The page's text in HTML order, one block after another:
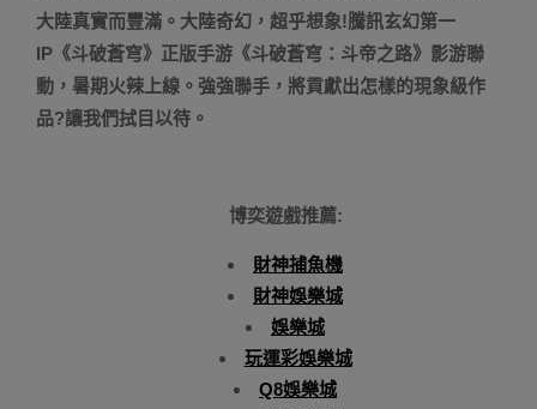
大陸真實而豐滿。大陸奇幻，超乎想象!騰訊玄幻第一
IP《斗破蒼穹》正版手游《斗破蒼穹：斗帝之路》影游聯
動，暑期火辣上線。強強聯手，將貢獻出怎樣的現象級作
品?讓我們拭目以待。
博奕遊戲推薦:
財神捕魚機
財神娛樂城
娛樂城
玩運彩娛樂城
Q8娛樂城